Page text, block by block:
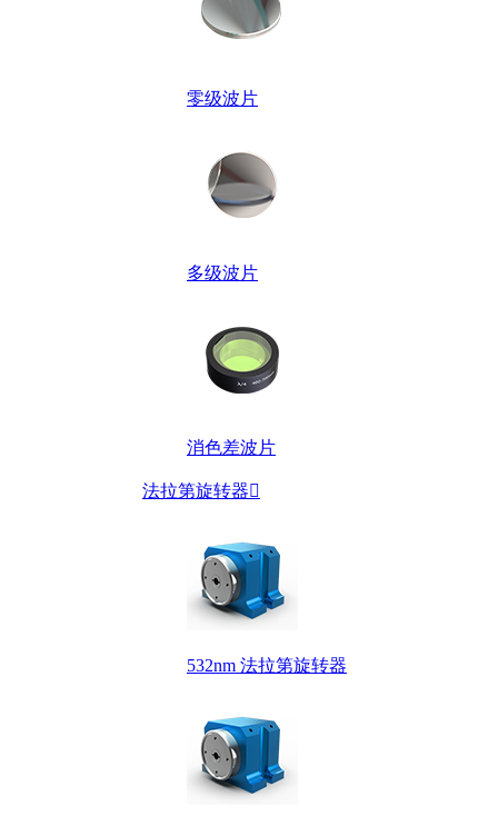
零级波片
多级波片
消色差波片
法拉第旋转器
532nm 法拉第旋转器